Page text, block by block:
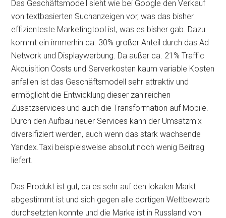
Das Geschäftsmodell sieht wie bei Google den Verkauf
von textbasierten Suchanzeigen vor, was das bisher
effizienteste Marketingtool ist, was es bisher gab. Dazu
kommt ein immerhin ca. 30% großer Anteil durch das Ad
Network und Displaywerbung. Da außer ca. 21% Traffic
Akquisition Costs und Serverkosten kaum variable Kosten
anfallen ist das Geschäftsmodell sehr attraktiv und
ermöglicht die Entwicklung dieser zahlreichen
Zusatzservices und auch die Transformation auf Mobile.
Durch den Aufbau neuer Services kann der Umsatzmix
diversifiziert werden, auch wenn das stark wachsende
Yandex.Taxi beispielsweise absolut noch wenig Beitrag
liefert.
Das Produkt ist gut, da es sehr auf den lokalen Markt
abgestimmt ist und sich gegen alle dortigen Wettbewerb
durchsetzten konnte und die Marke ist in Russland von